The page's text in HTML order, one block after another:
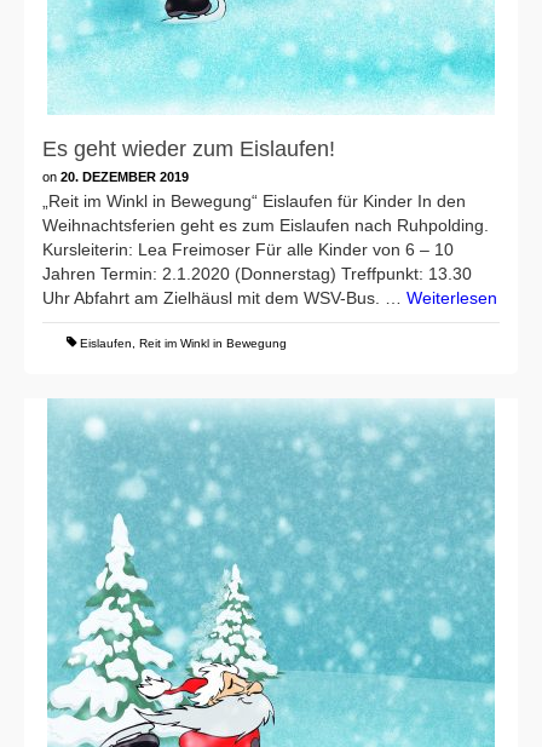
Es geht wieder zum Eislaufen!
on 20. DEZEMBER 2019
„Reit im Winkl in Bewegung“ Eislaufen für Kinder In den
Weihnachtsferien geht es zum Eislaufen nach Ruhpolding.
Kursleiterin: Lea Freimoser Für alle Kinder von 6 – 10
Jahren Termin: 2.1.2020 (Donnerstag) Treffpunkt: 13.30
Uhr Abfahrt am Zielhäusl mit dem WSV-Bus. … Weiterlesen
Eislaufen Reit im Winkl in Bewegung